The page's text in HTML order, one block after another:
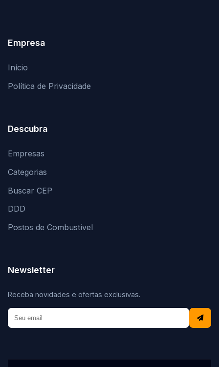
Empresa
Início
Política de Privacidade
Descubra
Empresas
Categorias
Buscar CEP
DDD
Postos de Combustível
Newsletter
Receba novidades e ofertas exclusivas.